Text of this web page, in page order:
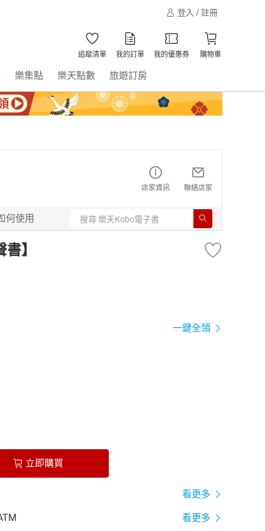
登入 / 註冊
追蹤清單 我的訂單 我的優惠券 購物車
樂集點 樂天點數 旅遊訂房
店家資訊 聯絡店家
何使用
】
一鍵全領
立即購買
看更多
看更多